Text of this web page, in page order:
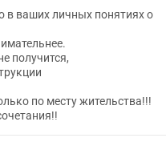
в ваших личных понятиях о
получится,
по месту жительства!!!